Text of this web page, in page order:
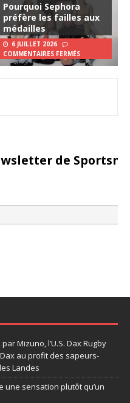
Pourquoi Sephora
préfère les failles aux
médailles
6 JUILLET 2026
COMMENTAIRES FERMÉS
de
Mizuno, l’U.S. Dax Rugby
au profit des sapeurs-
Landes
une sensation plutôt qu’un